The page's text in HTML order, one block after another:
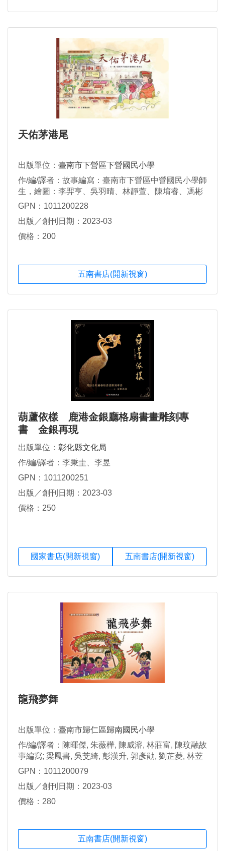
天佑茅港尾
出版單位： 臺南市下營區下營國民小學
作/編/譯者：故事編寫：臺南市下營區中營國民小學師
生，繪圖：李羿亨、吳羽晴、林靜萱、陳堉睿、馮彬
瑞、馮靜妤、馮心禹、曾崇育
GPN：1011200228
出版／創刊日期：2023-03
價格：200
五南書店(開新視窗)
葫蘆依樣 鹿港金銀廳格扇書畫雕刻專
書 金銀再現
出版單位： 彰化縣文化局
作/編/譯者：李秉圭、李昱
GPN：1011200251
出版／創刊日期：2023-03
價格：250
國家書店(開新視窗) 五南書店(開新視窗)
龍飛夢舞
出版單位： 臺南市歸仁區歸南國民小學
作/編/譯者：陳暉傑, 朱薇樺, 陳威溶, 林莊富, 陳玟融故
事編寫; 梁鳳書, 吳芠綺, 彭漢升, 郭彥勛, 劉芷菱, 林苙
縈, 吳語羲, 謝毓玹繪圖
GPN：1011200079
出版／創刊日期：2023-03
價格：280
五南書店(開新視窗)